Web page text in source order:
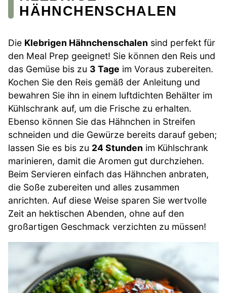
HÄHNCHENSCHALEN
Die Klebrigen Hähnchenschalen sind perfekt für
den Meal Prep geeignet! Sie können den Reis und
das Gemüse bis zu 3 Tage im Voraus zubereiten.
Kochen Sie den Reis gemäß der Anleitung und
bewahren Sie ihn in einem luftdichten Behälter im
Kühlschrank auf, um die Frische zu erhalten.
Ebenso können Sie das Hähnchen in Streifen
schneiden und die Gewürze bereits darauf geben;
lassen Sie es bis zu 24 Stunden im Kühlschrank
marinieren, damit die Aromen gut durchziehen.
Beim Servieren einfach das Hähnchen anbraten,
die Soße zubereiten und alles zusammen
anrichten. Auf diese Weise sparen Sie wertvolle
Zeit an hektischen Abenden, ohne auf den
großartigen Geschmack verzichten zu müssen!